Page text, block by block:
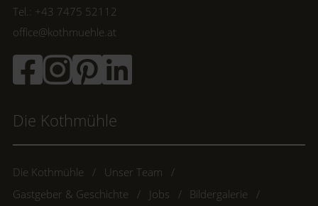
Tel.: +43 7475 52112
office@kothmuehle.at
Die Kothmühle
Die Kothmühle
Unser Team
Gastgeber & Geschichte
Jobs
Bildergalerie